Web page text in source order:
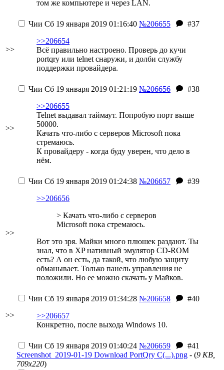
том же компьютере и через LAN.
>>
Чии Сб 19 января 2019 01:16:40 №206655
#37
>>206654
Всё правильно настроено. Проверь до кучи
portqry или telnet снаружи, и долби службу
поддержки провайдера.
>>
Чии Сб 19 января 2019 01:21:19 №206656
#38
>>206655
Telnet выдавал таймаут. Попробую порт выше
50000.
Качать что-либо с серверов Microsoft пока
стремаюсь.
К провайдеру - когда буду уверен, что дело в
нём.
>>
Чии Сб 19 января 2019 01:24:38 №206657
#39
>>206656
> Качать что-либо с серверов
Microsoft пока стремаюсь.
Вот это зря. Майки много плюшек раздают. Ты
знал, что в XP нативный эмулятор CD-ROM
есть? А он есть, да такой, что любую защиту
обманывает. Только панель управления не
положили. Но ее можно скачать у Майков.
>>
Чии Сб 19 января 2019 01:34:28 №206658
#40
>>206657
Конкретно, после выхода Windows 10.
Чии Сб 19 января 2019 01:40:24 №206659
#41
Screenshot_2019-01-19 Download PortQry C(...).png - (9 KB,
709x220)